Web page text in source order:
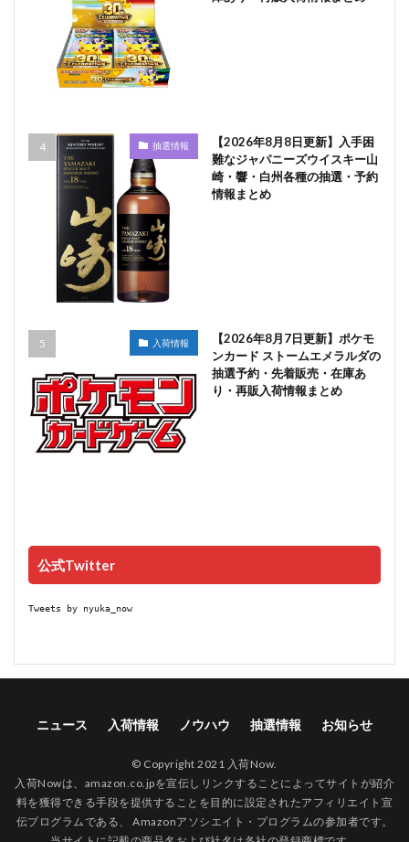
抽選情報
【2026年8月8日更新】入手困
難なジャパニーズウイスキー山
崎・響・白州各種の抽選・予約
情報まとめ
入荷情報
【2026年8月7日更新】ポケモ
ンカード ストームエメラルダの
抽選予約・先着販売・在庫あ
り・再販入荷情報まとめ
公式Twitter
Tweets by nyuka_now
ニュース 入荷情報 ノウハウ 抽選情報 お知らせ
© Copyright 2021 入荷Now.
入荷Nowは、amazon.co.jpを宣伝しリンクすることによってサイトが紹介
料を獲得できる手段を提供することを目的に設定されたアフィリエイト宣
伝プログラムである、 Amazonアソシエイト・プログラムの参加者です。